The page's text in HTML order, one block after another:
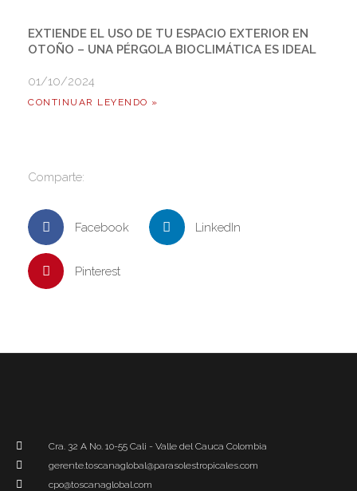
EXTIENDE EL USO DE TU ESPACIO EXTERIOR EN
OTOÑO – UNA PÉRGOLA BIOCLIMÁTICA ES IDEAL
01/10/2024
CONTINUAR LEYENDO »
Comparte:
Facebook LinkedIn
Pinterest
Cra. 32 A No. 10-55 Cali - Valle del Cauca Colombia
gerente.toscanaglobal@parasolestropicales.com
cpo@toscanaglobal.com